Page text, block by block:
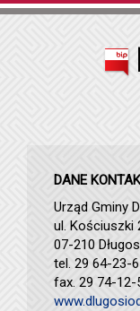
DANE
Urząd Gminy
ul. Kościuszki
07-210
tel. 29 64-23-
fax. 29 74-12-